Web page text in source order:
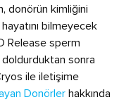
donörün kimliğini
bilmeyecek
Release sperm
doldurduktan sonra
ile iletişime
Donörler hakkında